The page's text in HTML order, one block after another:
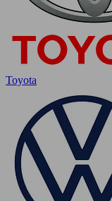
Toyota